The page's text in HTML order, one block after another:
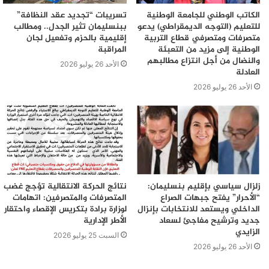
الكاتب الوطني للجامعة الوطنية
للتعليم (التوجه الديمقراطي) يدعو
متصرفات ومتصرفي قطاع التربية
الوطنية إلى مزيد من التعبئة
والنضال من أجل انتزاع مطالبهم
العادلة
الأحد 26 يوليو 2026
تسريبات “تجديد عقد النظافة”
ببنسليمان تثير الجدل.. ومطالب
إقليمية بالحزم وتفعيل لجان
المراقبة
الأحد 26 يوليو 2026
زلزال سياسي بإقليم بنسليمان:
“الأحرار” يفتح جبهات الصراع
الداخلي ويستعد للانتخابات بإنزال
جديد وترشيح مفاجئ لسعاد
الزايدي
الأحد 26 يوليو 2026
نتائج الحركة الانتقالية تؤجج غضب
المتصرفات والمتصرفين: اتهامات
لوزارة برادة بتكريس الإقصاء واحتقار
الأطر الإدارية
السبت 25 يوليو 2026